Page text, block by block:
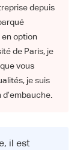
depuis
en option
de Paris, je
vous
je suis
il est